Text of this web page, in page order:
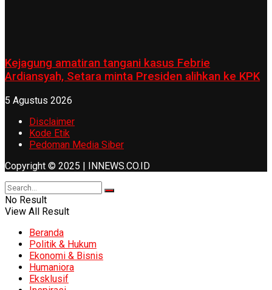
Kejagung amatiran tangani kasus Febrie
Ardiansyah, Setara minta Presiden alihkan ke KPK
5 Agustus 2026
Disclaimer
Kode Etik
Pedoman Media Siber
Copyright © 2025 | INNEWS.CO.ID
No Result
View All Result
Beranda
Politik & Hukum
Ekonomi & Bisnis
Humaniora
Eksklusif